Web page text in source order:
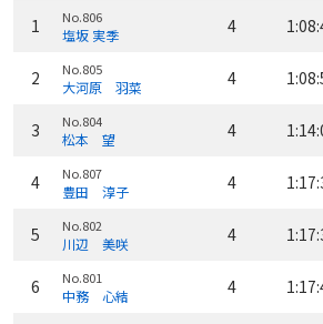
1 No.806
塩坂 実季 4
2 No.805
大河原 羽菜 4
3 No.804
松本 望 4
4 No.807
豊田 淳子 4
5 No.802
川辺 美咲 4
6 No.801
中務 心結 4